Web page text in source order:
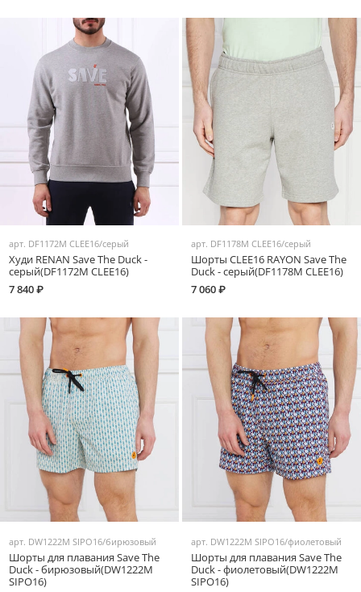
арт. DF1172M CLEE16/серый
Худи RENAN Save The Duck -
серый(DF1172M CLEE16)
7 840 ₽
арт. DF1178M CLEE16/серый
Шорты CLEE16 RAYON Save The
Duck - серый(DF1178M CLEE16)
7 060 ₽
арт. DW1222M SIPO16/бирюзовый
Шорты для плавания Save The
Duck - бирюзовый(DW1222M
SIPO16)
арт. DW1222M SIPO16/фиолетовый
Шорты для плавания Save The
Duck - фиолетовый(DW1222M
SIPO16)